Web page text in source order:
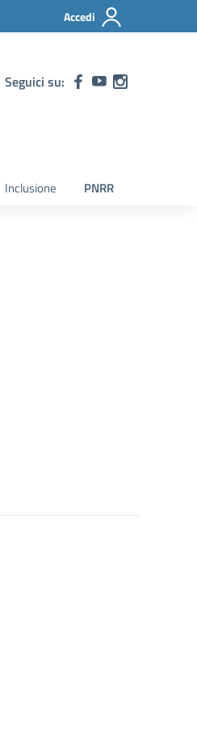
Accedi
Seguici su:
Inclusione PNRR